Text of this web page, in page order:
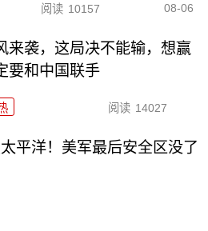
阅读 10157 08-06
来袭，这局决不能输，想赢
要和中国联手
阅读 14027
平洋！美军最后安全区没了